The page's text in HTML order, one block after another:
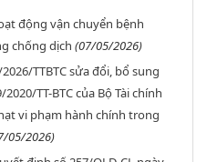
động vận chuyển bệnh
chống dịch (07/05/2026)
TTBTC sửa đổi, bổ sung
TT-BTC của Bộ Tài chính
vi phạm hành chính trong
05/2026)